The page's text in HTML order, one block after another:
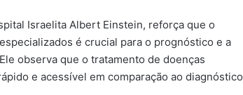
Israelita Albert Einstein, reforça que o
é crucial para o prognóstico e a
observa que o tratamento de doenças
e acessível em comparação ao diagnóstico